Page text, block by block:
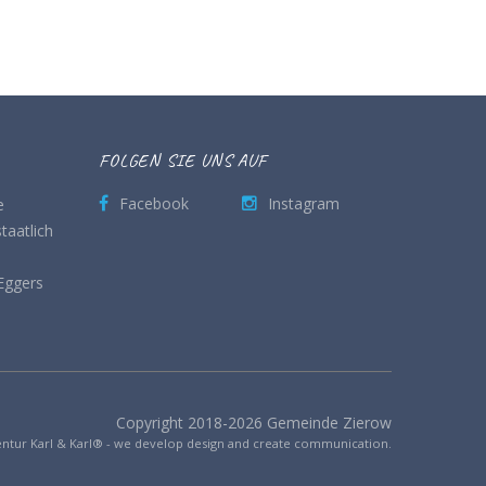
FOLGEN SIE UNS AUF
Facebook Instagram
Copyright 2018-2026 Gemeinde Zierow
Karl & Karl® - we develop design and create communication.